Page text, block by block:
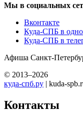
Мы в социальных
Вконтакте
Куда-СПБ в
Куда-СПБ в
Афиша Санкт-
© 2013–2026
куда-спб.ру | kuda-
Контакты